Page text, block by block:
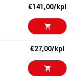
€198,00/kpl
€128,00/kpl
€141,00/kpl
€27,00/kpl